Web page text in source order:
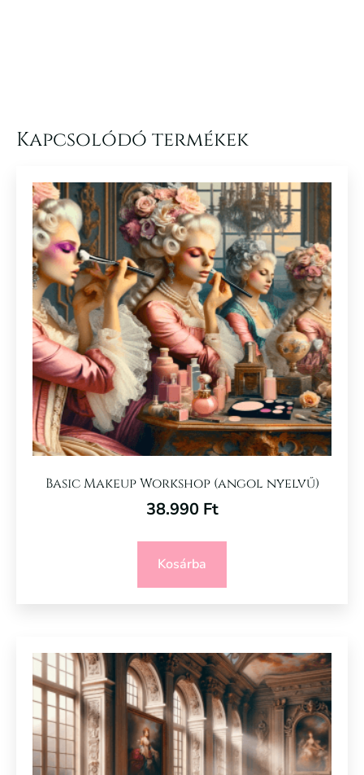
Kapcsolódó termékek
Basic Makeup Workshop (angol nyelvű)
38.990 Ft
Kosárba